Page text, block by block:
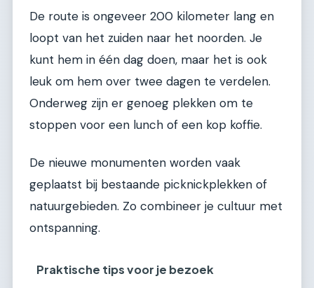
De route is ongeveer 200 kilometer lang en
loopt van het zuiden naar het noorden. Je
kunt hem in één dag doen, maar het is ook
leuk om hem over twee dagen te verdelen.
Onderweg zijn er genoeg plekken om te
stoppen voor een lunch of een kop koffie.
De nieuwe monumenten worden vaak
geplaatst bij bestaande picknickplekken of
natuurgebieden. Zo combineer je cultuur met
ontspanning.
Praktische tips voor je bezoek